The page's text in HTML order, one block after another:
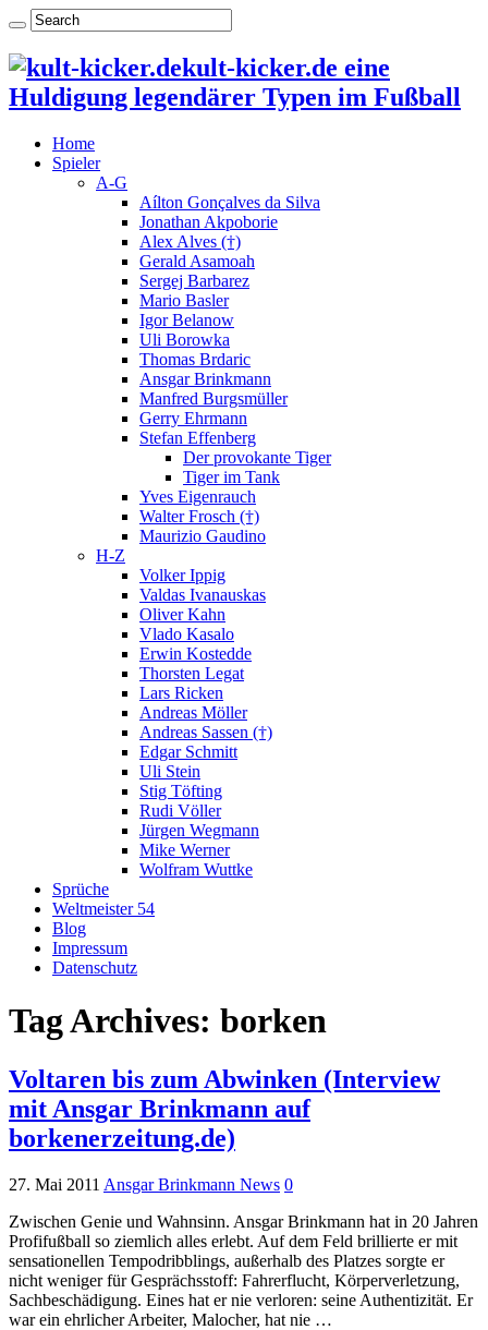
kult-kicker.de eine
Huldigung legendärer Typen im Fußball
Home
Spieler
A-G
Aílton Gonçalves da Silva
Jonathan Akpoborie
Alex Alves (†)
Gerald Asamoah
Sergej Barbarez
Mario Basler
Igor Belanow
Uli Borowka
Thomas Brdaric
Ansgar Brinkmann
Manfred Burgsmüller
Gerry Ehrmann
Stefan Effenberg
Der provokante Tiger
Tiger im Tank
Yves Eigenrauch
Walter Frosch (†)
Maurizio Gaudino
H-Z
Volker Ippig
Valdas Ivanauskas
Oliver Kahn
Vlado Kasalo
Erwin Kostedde
Thorsten Legat
Lars Ricken
Andreas Möller
Andreas Sassen (†)
Edgar Schmitt
Uli Stein
Stig Töfting
Rudi Völler
Jürgen Wegmann
Mike Werner
Wolfram Wuttke
Sprüche
Weltmeister 54
Blog
Impressum
Datenschutz
Tag Archives: borken
Voltaren bis zum Abwinken (Interview
mit Ansgar Brinkmann auf
borkenerzeitung.de)
27. Mai 2011 Ansgar Brinkmann News 0
Zwischen Genie und Wahnsinn. Ansgar Brinkmann hat in 20 Jahren
Profifußball so ziemlich alles erlebt. Auf dem Feld brillierte er mit
sensationellen Tempodribblings, außerhalb des Platzes sorgte er
nicht weniger für Gesprächsstoff: Fahrerflucht, Körperverletzung,
Sachbeschädigung. Eines hat er nie verloren: seine Authentizität. Er
war ein ehrlicher Arbeiter, Malocher, hat nie …